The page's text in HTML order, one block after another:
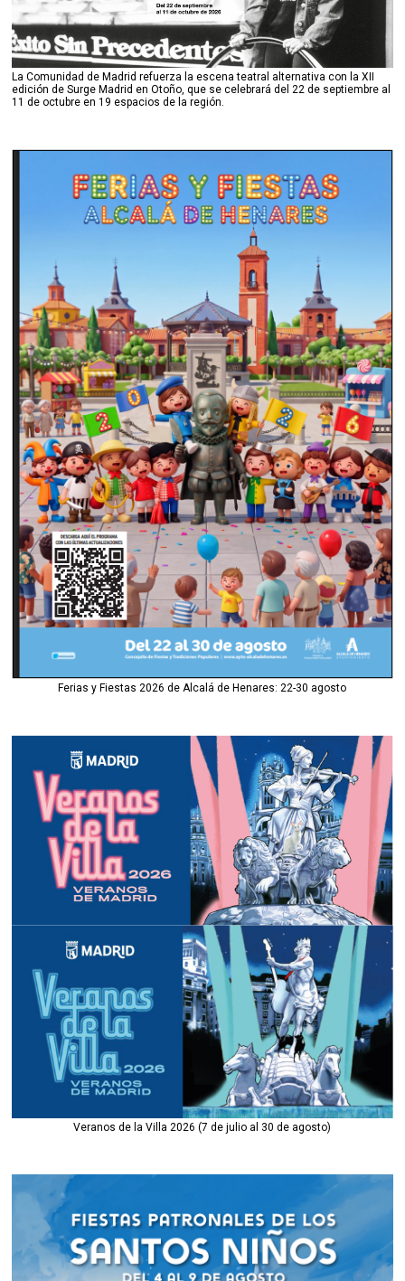
La Comunidad de Madrid refuerza la escena teatral alternativa con la XII
edición de Surge Madrid en Otoño, que se celebrará del 22 de septiembre al
11 de octubre en 19 espacios de la región.
Ferias y Fiestas 2026 de Alcalá de Henares: 22-30 agosto
Veranos de la Villa 2026 (7 de julio al 30 de agosto)